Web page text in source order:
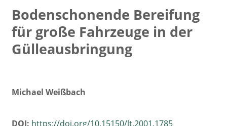
Bodenschonende Bereifung
für große Fahrzeuge in der
Gülleausbringung
Michael Weißbach
DOI: https://doi.org/10.15150/lt.2001.1785